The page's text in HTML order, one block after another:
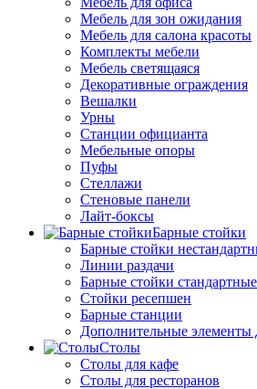
Мебель для зон ожидания
Мебель для салона красоты
Комплекты мебели
Мебель светящаяся
Декоративные ограждения
Вешалки
Урны
Станции официанта
Мебельные опоры
Пуфы
Стеллажи
Стеновые панели
Лайт-боксы
Барные стойки
Барные стойки
Линии раздачи
Барные стойки стандартные
Стойки ресепшен
Барные станции
Дополнительные элементы
Столы
Столы для кафе
Столы для ресторанов